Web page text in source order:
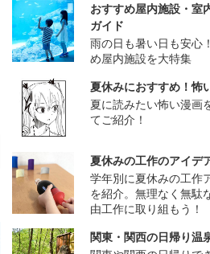
おすすめ屋内施設・室
ガイド
雨の日も暑い日も安心
め屋内施設を大特集
夏休みにおすすめ！怖
夏に読みたい怖い漫画
てご紹介！
夏休みの工作のアイデ
学年別に夏休みの工作
を紹介。無理なく無駄
由工作に取り組もう！
関東・関西の日帰り温